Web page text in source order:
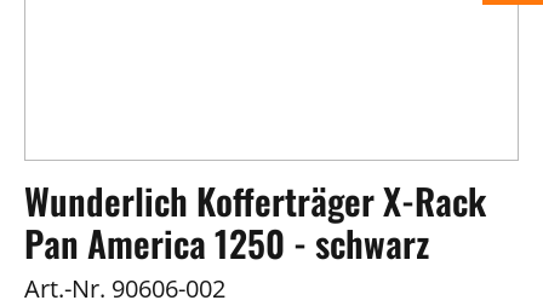
Wunderlich Kofferträger X-Rack
Pan America 1250 - schwarz
Art.-Nr. 90606-002